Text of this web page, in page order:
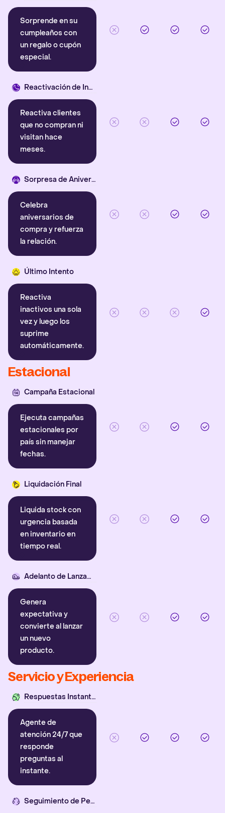
Sorprende en su
cumpleaños con
un regalo o cupón
especial.
Reactivación de Inactivos
Reactiva clientes
que no compran ni
visitan hace
meses.
Sorpresa de Aniversario
Celebra
aniversarios de
compra y refuerza
la relación.
Último Intento
Reactiva
inactivos una sola
vez y luego los
suprime
automáticamente.
Estacional
Campaña Estacional
Ejecuta campañas
estacionales por
país sin manejar
fechas.
Liquidación Final
Liquida stock con
urgencia basada
en inventario en
tiempo real.
Adelanto de Lanzamiento
Genera
expectativa y
convierte al lanzar
un nuevo
producto.
Servicio y Experiencia
Respuestas Instantáneas
Agente de
atención 24/7 que
responde
preguntas al
instante.
Seguimiento de Pedidos